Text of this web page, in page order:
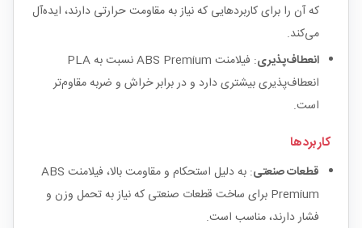
که آن را برای کاربردهایی که نیاز به مقاومت حرارتی دارند، ایده‌آل
می‌کند.
انعطاف‌پذیری
: فیلامنت ABS Premium نسبت به PLA
انعطاف‌پذیری بیشتری دارد و در برابر خراش و ضربه مقاوم‌تر
است.
کاربردها
قطعات صنعتی
: به دلیل استحکام و مقاومت بالا، فیلامنت ABS
Premium برای ساخت قطعات صنعتی که نیاز به تحمل وزن و
فشار دارند، مناسب است.